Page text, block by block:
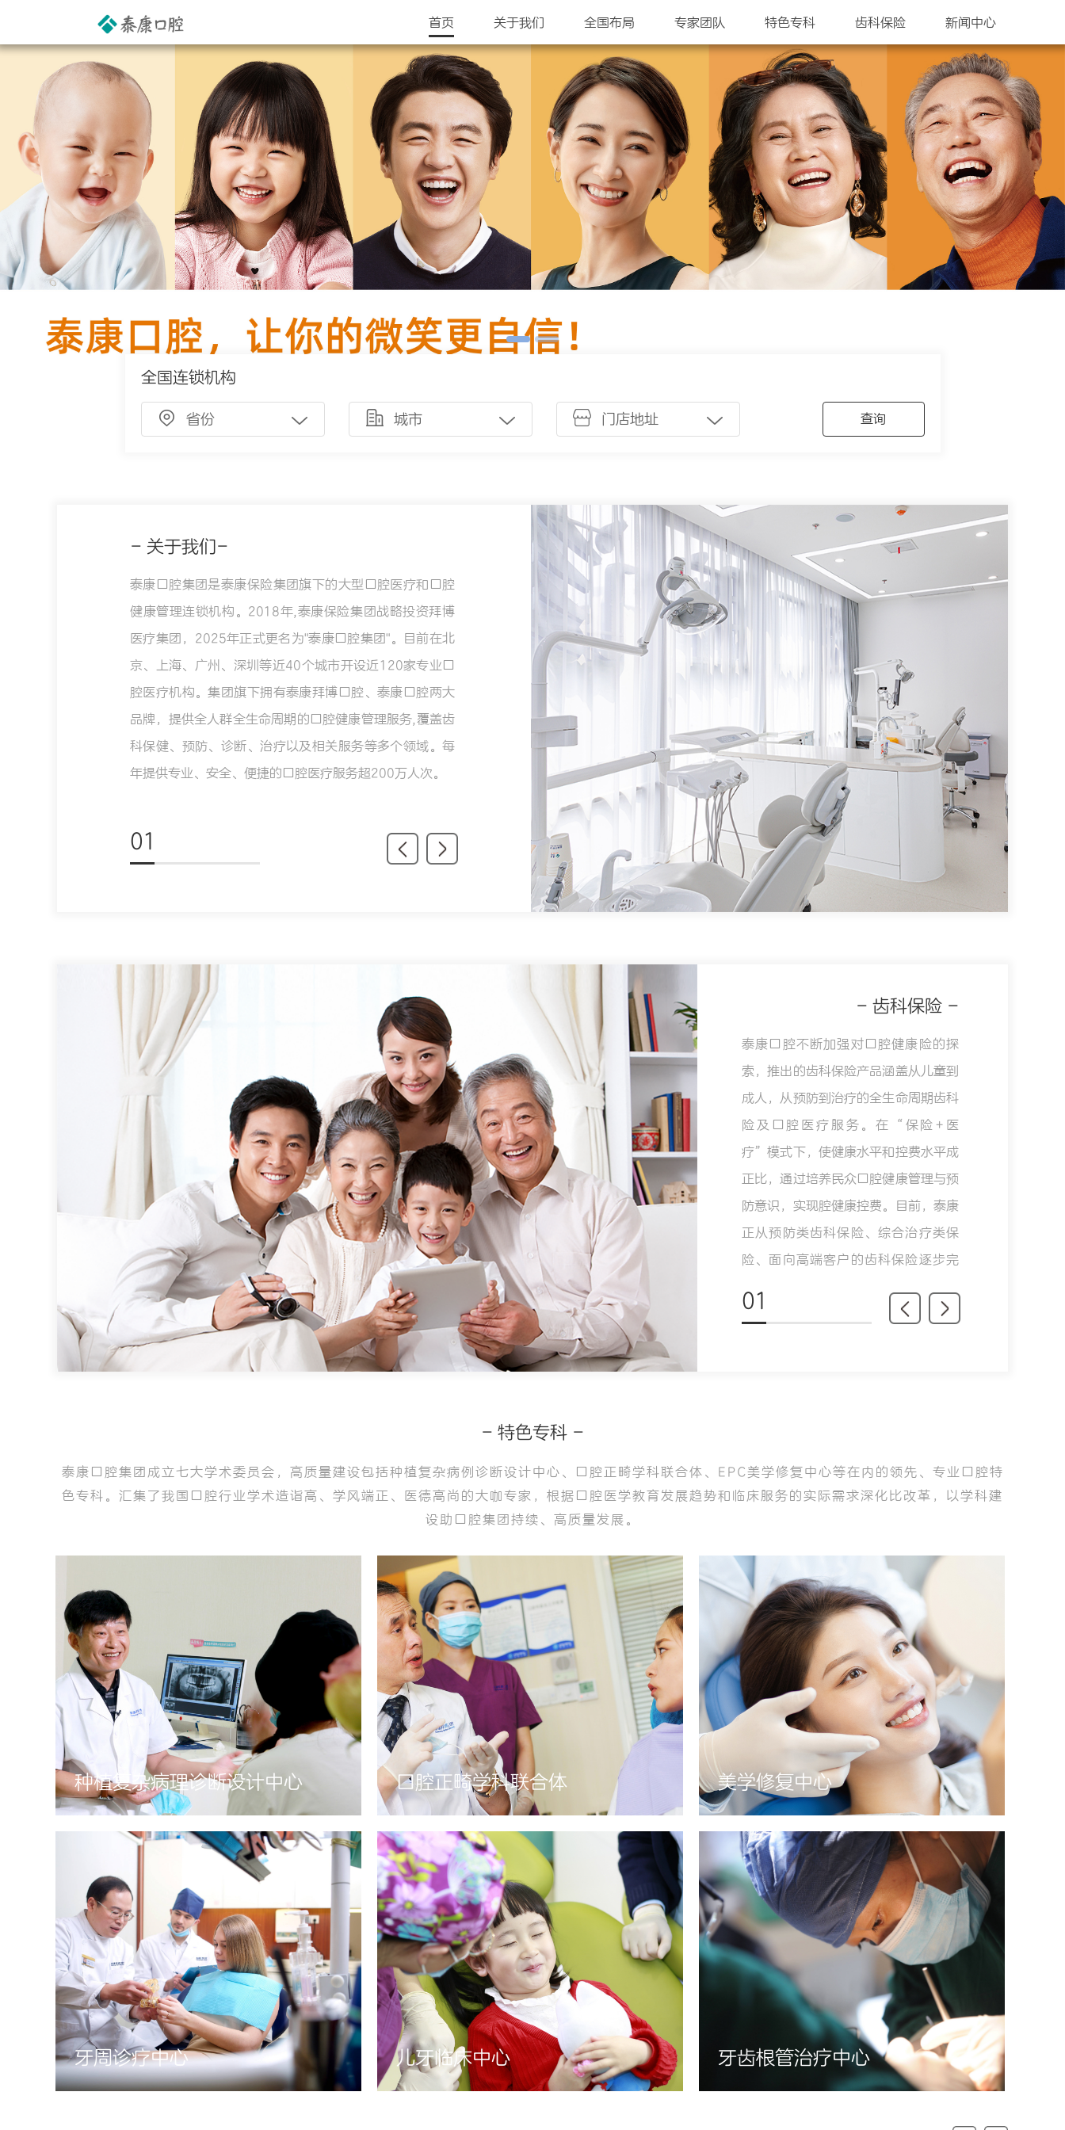
首页 关于我们 全国布局 专家团队 特色专科 齿科保险 新闻中心
全国连锁机构
省份 城市 门店地址
- 关于我们-
泰康口腔集团是泰康保险集团旗下的大型口腔医疗和口腔
健康管理连锁机构。2018年,泰康保险集团战略投资拜博
医疗集团，2025年正式更名为"泰康口腔集团"。目前在北
京、上海、广州、深圳等近40个城市开设近120家专业口
腔医疗机构。集团旗下拥有泰康拜博口腔、泰康口腔两大
品牌，提供全人群全生命周期的口腔健康管理服务,覆盖齿
科保健、预防、诊断、治疗以及相关服务等多个领域。每
年提供专业、安全、便捷的口腔医疗服务超200万人次。
01
- 齿科保险 -
泰康口腔不断加强对口腔健康险的探
索，推出的齿科保险产品涵盖从儿童到
成人，从预防到治疗的全生命周期齿科
险及口腔医疗服务。在“保险+医
疗”模式下，使健康水平和控费水平成
正比，通过培养民众口腔健康管理与预
防意识，实现腔健康控费。目前，泰康
正从预防类齿科保险、综合治疗类保
险、面向高端客户的齿科保险逐步完
01
- 特色专科 -
泰康口腔集团成立七大学术委员会，高质量建设包括种植复杂病例诊断设计中心、口腔正畸学科联合体、EPC美学修复中心等在内的领先、专业口腔特
色专科。汇集了我国口腔行业学术造诣高、学风端正、医德高尚的大咖专家，根据口腔医学教育发展趋势和临床服务的实际需求深化比改革，以学科建
设助口腔集团持续、高质量发展。
种植复杂病理诊断设计中心 口腔正畸学科联合体 美学修复中心
牙周诊疗中心 儿牙临床中心 牙齿根管治疗中心